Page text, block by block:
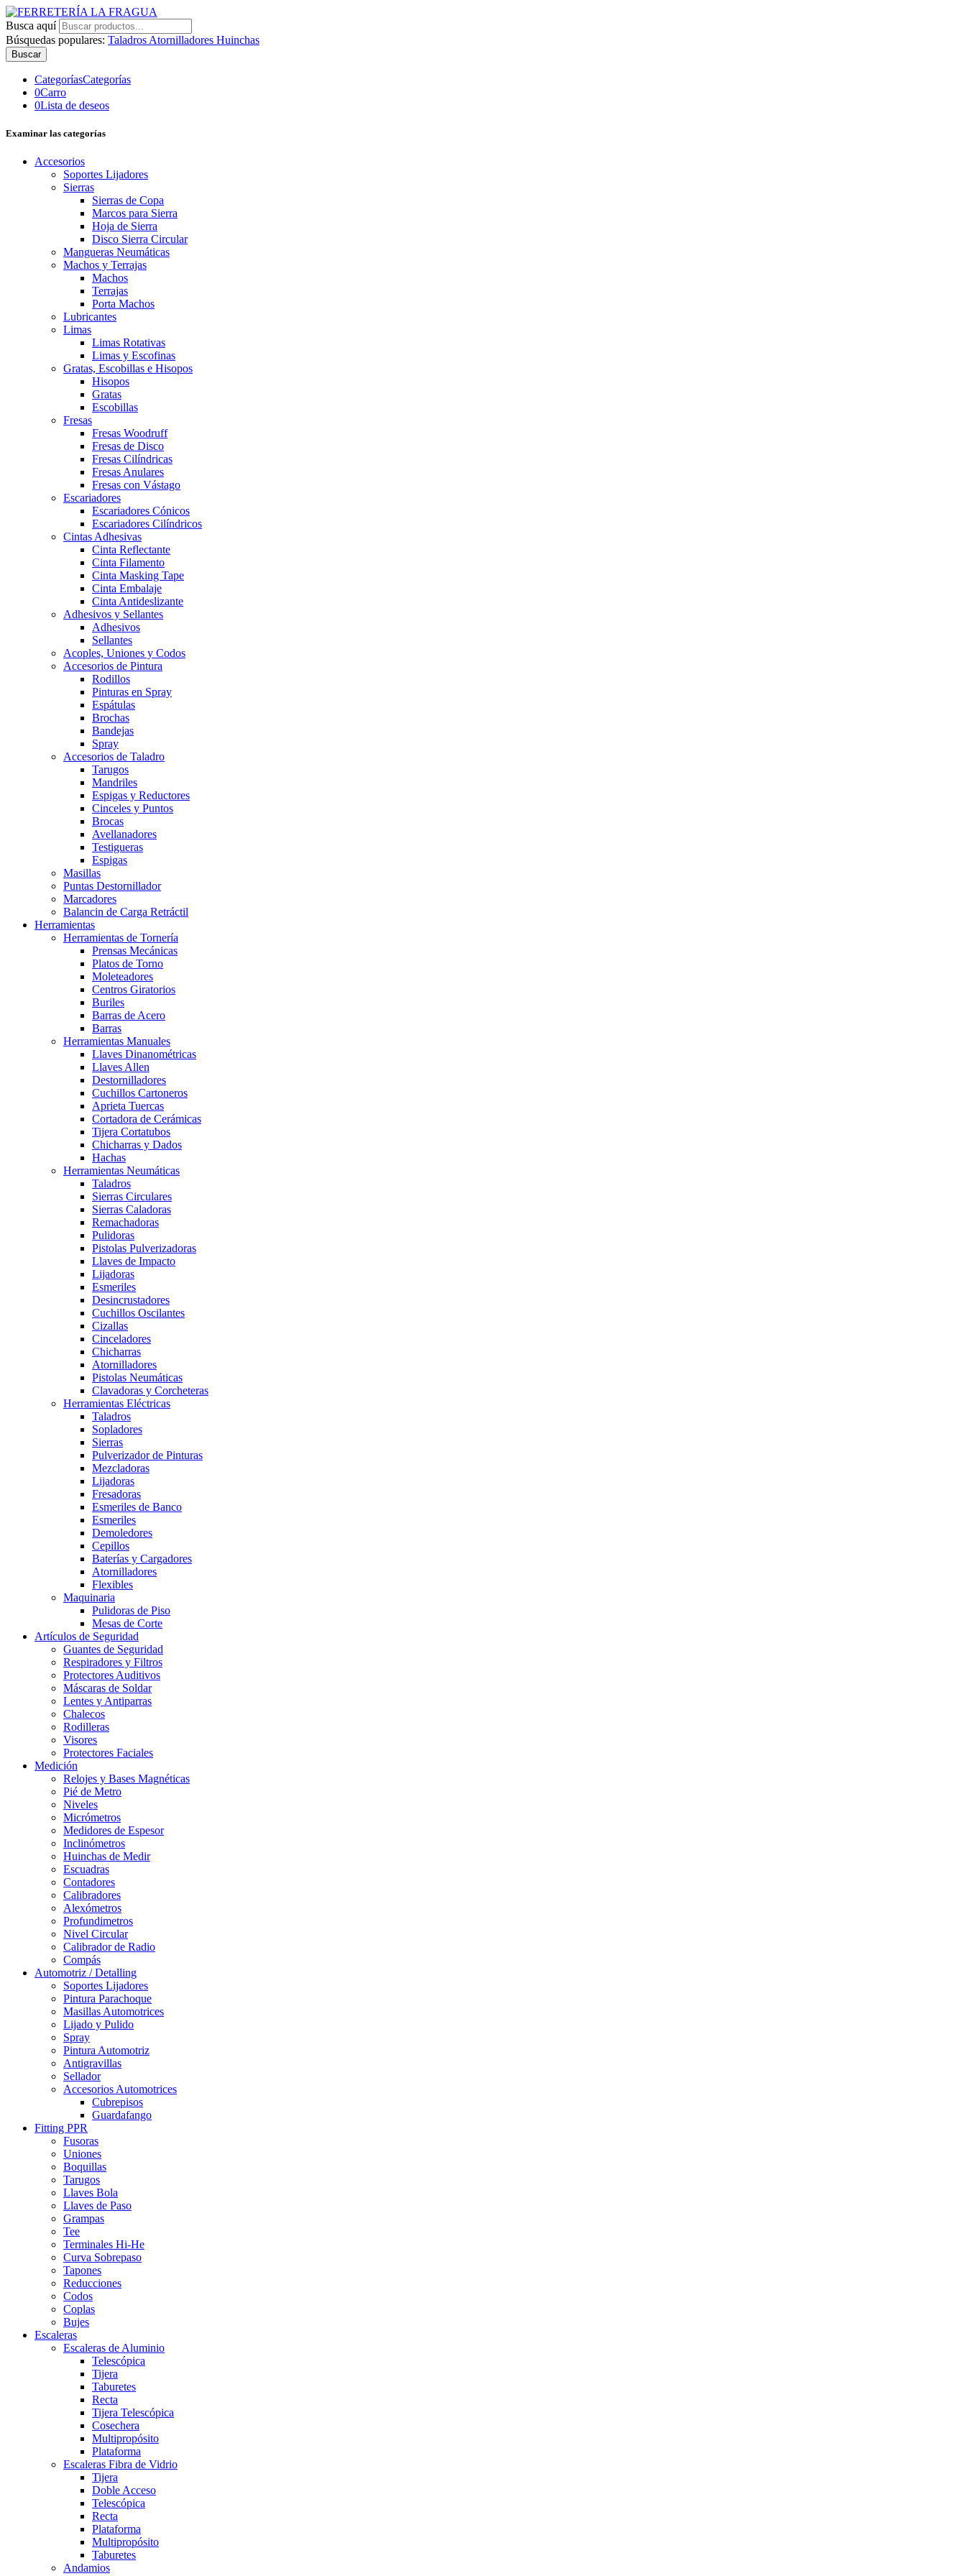
Busca aquí
Búsquedas populares: Taladros Atornilladores Huinchas
Buscar
CategoríasCategorías
0Carro
0Lista de deseos
Examinar las categorías
Accesorios
Soportes Lijadores
Sierras
Sierras de Copa
Marcos para Sierra
Hoja de Sierra
Disco Sierra Circular
Mangueras Neumáticas
Machos y Terrajas
Machos
Terrajas
Porta Machos
Lubricantes
Limas
Limas Rotativas
Limas y Escofinas
Gratas, Escobillas e Hisopos
Hisopos
Gratas
Escobillas
Fresas
Fresas Woodruff
Fresas de Disco
Fresas Cilíndricas
Fresas Anulares
Fresas con Vástago
Escariadores
Escariadores Cónicos
Escariadores Cilíndricos
Cintas Adhesivas
Cinta Reflectante
Cinta Filamento
Cinta Masking Tape
Cinta Embalaje
Cinta Antideslizante
Adhesivos y Sellantes
Adhesivos
Sellantes
Acoples, Uniones y Codos
Accesorios de Pintura
Rodillos
Pinturas en Spray
Espátulas
Brochas
Bandejas
Spray
Accesorios de Taladro
Tarugos
Mandriles
Espigas y Reductores
Cinceles y Puntos
Brocas
Avellanadores
Testigueras
Espigas
Masillas
Puntas Destornillador
Marcadores
Balancin de Carga Retráctil
Herramientas
Herramientas de Tornería
Prensas Mecánicas
Platos de Torno
Moleteadores
Centros Giratorios
Buriles
Barras de Acero
Barras
Herramientas Manuales
Llaves Dinanométricas
Llaves Allen
Destornilladores
Cuchillos Cartoneros
Aprieta Tuercas
Cortadora de Cerámicas
Tijera Cortatubos
Chicharras y Dados
Hachas
Herramientas Neumáticas
Taladros
Sierras Circulares
Sierras Caladoras
Remachadoras
Pulidoras
Pistolas Pulverizadoras
Llaves de Impacto
Lijadoras
Esmeriles
Desincrustadores
Cuchillos Oscilantes
Cizallas
Cinceladores
Chicharras
Atornilladores
Pistolas Neumáticas
Clavadoras y Corcheteras
Herramientas Eléctricas
Taladros
Sopladores
Sierras
Pulverizador de Pinturas
Mezcladoras
Lijadoras
Fresadoras
Esmeriles de Banco
Esmeriles
Demoledores
Cepillos
Baterías y Cargadores
Atornilladores
Flexibles
Maquinaria
Pulidoras de Piso
Mesas de Corte
Artículos de Seguridad
Guantes de Seguridad
Respiradores y Filtros
Protectores Auditivos
Máscaras de Soldar
Lentes y Antiparras
Chalecos
Rodilleras
Visores
Protectores Faciales
Medición
Relojes y Bases Magnéticas
Pié de Metro
Niveles
Micrómetros
Medidores de Espesor
Inclinómetros
Huinchas de Medir
Escuadras
Contadores
Calibradores
Alexómetros
Profundimetros
Nivel Circular
Calibrador de Radio
Compás
Automotriz / Detalling
Soportes Lijadores
Pintura Parachoque
Masillas Automotrices
Lijado y Pulido
Spray
Pintura Automotriz
Antigravillas
Sellador
Accesorios Automotrices
Cubrepisos
Guardafango
Fitting PPR
Fusoras
Uniones
Boquillas
Tarugos
Llaves Bola
Llaves de Paso
Grampas
Tee
Terminales Hi-He
Curva Sobrepaso
Tapones
Reducciones
Codos
Coplas
Bujes
Escaleras
Escaleras de Aluminio
Telescópica
Tijera
Taburetes
Recta
Tijera Telescópica
Cosechera
Multipropósito
Plataforma
Escaleras Fibra de Vidrio
Tijera
Doble Acceso
Telescópica
Recta
Plataforma
Multipropósito
Taburetes
Andamios